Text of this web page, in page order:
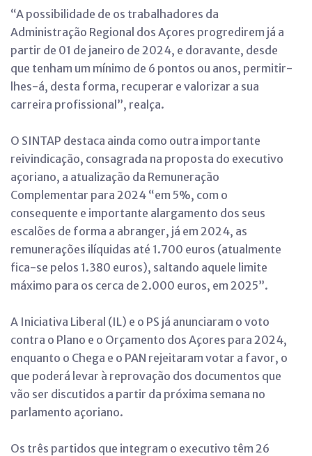
“A possibilidade de os trabalhadores da
Administração Regional dos Açores progredirem já a
partir de 01 de janeiro de 2024, e doravante, desde
que tenham um mínimo de 6 pontos ou anos, permitir-
lhes-á, desta forma, recuperar e valorizar a sua
carreira profissional”, realça.
O SINTAP destaca ainda como outra importante
reivindicação, consagrada na proposta do executivo
açoriano, a atualização da Remuneração
Complementar para 2024 “em 5%, com o
consequente e importante alargamento dos seus
escalões de forma a abranger, já em 2024, as
remunerações ilíquidas até 1.700 euros (atualmente
fica-se pelos 1.380 euros), saltando aquele limite
máximo para os cerca de 2.000 euros, em 2025”.
A Iniciativa Liberal (IL) e o PS já anunciaram o voto
contra o Plano e o Orçamento dos Açores para 2024,
enquanto o Chega e o PAN rejeitaram votar a favor, o
que poderá levar à reprovação dos documentos que
vão ser discutidos a partir da próxima semana no
parlamento açoriano.
Os três partidos que integram o executivo têm 26